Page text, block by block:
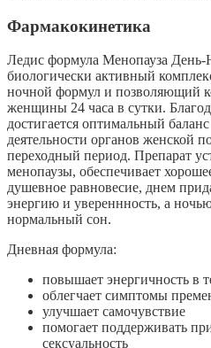
Фармакокинетика
Ледис формула Менопауза День-
биологически активный
ночной формул и позволяющий
женщины 24 часа в сутки.
достигается оптимальный
деятельности органов женской
переходный период. Препарат
менопаузы, обеспечивает
душевное равновесие, днем
энергию и увереннность, а
нормальный сон.
Дневная формула:
повышает энергичность в
облегчает симптомы
улучшает самочувствие
помогает поддерживать
сексуальность